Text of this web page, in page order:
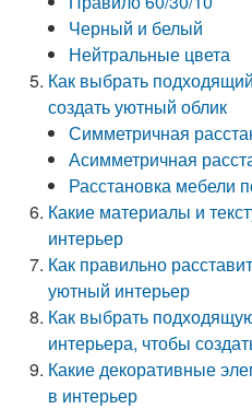
Черный и белый
Нейтральные цвета
Как выбрать
создать уютный облик
Симметричная
Асимметричная
Расстановка мебели
Какие материалы и
интерьер
Как правильно
уютный интерьер
Как выбрать
интерьера, чтобы
Какие декоративные
в интерьер